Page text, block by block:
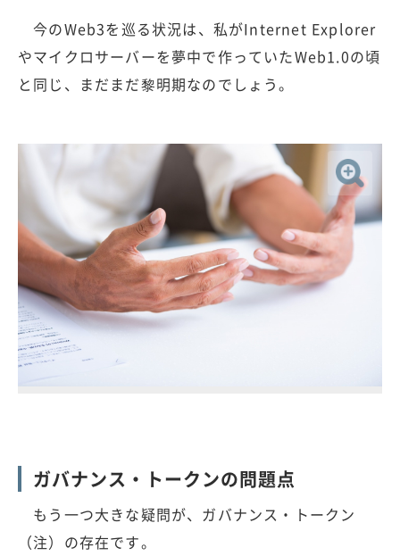
今のWeb3を巡る状況は、私がInternet Explorer
やマイクロサーバーを夢中で作っていたWeb1.0の頃
と同じ、まだまだ黎明期なのでしょう。
ガバナンス・トークンの問題点
もう一つ大きな疑問が、ガバナンス・トークン
（注）の存在です。